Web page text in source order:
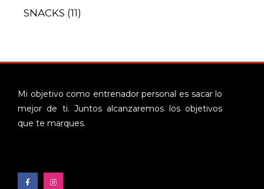
SNACKS (11)
Mi objetivo como entrenador personal es sacar lo
mejor de ti. Juntos alcanzaremos los objetivos
que te marques.